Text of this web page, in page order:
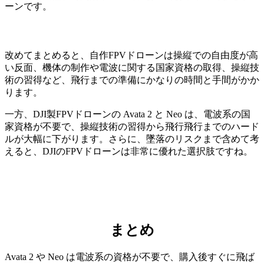
ーンです。
改めてまとめると、自作FPVドローンは操縦での自由度が高
い反面、機体の制作や電波に関する国家資格の取得、操縦技
術の習得など、飛行までの準備にかなりの時間と手間がかか
ります。
一方、DJI製FPVドローンの Avata 2 と Neo は、電波系の国
家資格が不要で、操縦技術の習得から飛行飛行までのハード
ルが大幅に下がります。さらに、墜落のリスクまで含めて考
えると、DJIのFPVドローンは非常に優れた選択肢ですね。
まとめ
Avata 2 や Neo は電波系の資格が不要で、購入後すぐに飛ば